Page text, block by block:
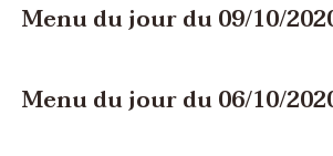
Menu du jour du 09/10/
Menu du jour du 06/10/